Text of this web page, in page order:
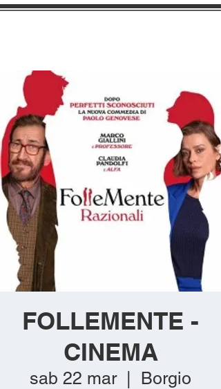
FOLLEMENTE -
CINEMA
sab 22 mar
  |
Borgio